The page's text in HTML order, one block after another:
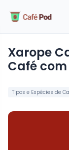
Tipos e Espécies de
Xarope Caseiro: Aromatize Seu
Café com